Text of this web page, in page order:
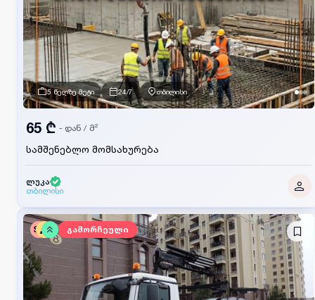
5 წელზე მეტი 24/7 თბილისი
სამშენებლო მომსახურება
65 ₾ - დან / მ²
ლუკა
თბილისი
SV გამორჩეული